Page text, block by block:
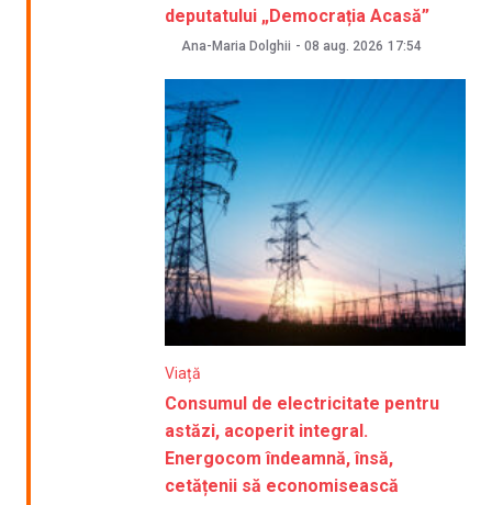
deputatului „Democrația Acasă”
Ana-Maria Dolghii - 08 aug. 2026 17:54
Viață
Consumul de electricitate pentru
astăzi, acoperit integral.
Energocom îndeamnă, însă,
cetățenii să economisească